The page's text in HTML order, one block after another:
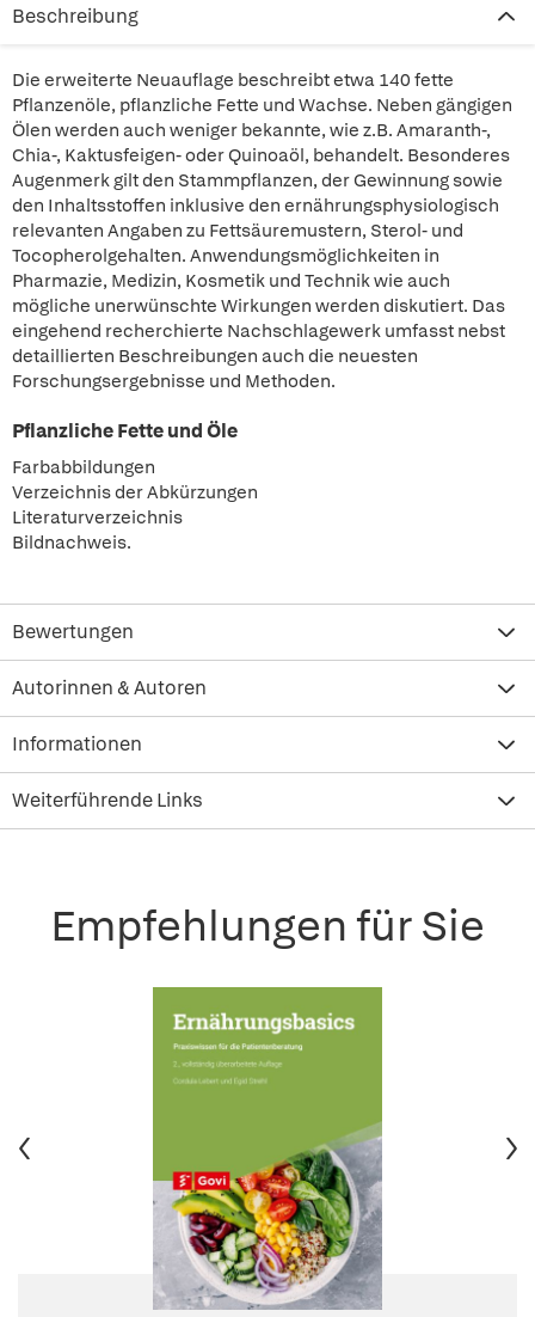
Beschreibung
Die erweiterte Neuauflage beschreibt etwa 140 fette
Pflanzenöle, pflanzliche Fette und Wachse. Neben gängigen
Ölen werden auch weniger bekannte, wie z.B. Amaranth-,
Chia-, Kaktusfeigen- oder Quinoaöl, behandelt. Besonderes
Augenmerk gilt den Stammpflanzen, der Gewinnung sowie
den Inhaltsstoffen inklusive den ernährungsphysiologisch
relevanten Angaben zu Fettsäuremustern, Sterol- und
Tocopherolgehalten. Anwendungsmöglichkeiten in
Pharmazie, Medizin, Kosmetik und Technik wie auch
mögliche unerwünschte Wirkungen werden diskutiert. Das
eingehend recherchierte Nachschlagewerk umfasst nebst
detaillierten Beschreibungen auch die neuesten
Forschungsergebnisse und Methoden.
Pflanzliche Fette und Öle
Farbabbildungen
Verzeichnis der Abkürzungen
Literaturverzeichnis
Bildnachweis.
Bewertungen
Autorinnen & Autoren
Informationen
Weiterführende Links
Empfehlungen für Sie